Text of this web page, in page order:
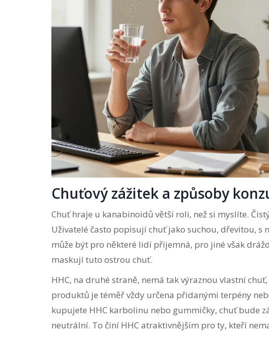
Chuťový zážitek a způsoby
Chuť hraje u kanabinoidů větší roli, než si myslíte.
Uživatelé často popisují chuť jako suchou, dřevitou, s
může být pro některé lidí příjemná, pro jiné však
maskují tuto ostrou chuť.
HHC, na druhé straně, nemá tak výraznou vlastní
produktů je téměř vždy určena přidanými terpény
kupujete HHC karbolinu nebo gummičky, chuť bude
neutrální. To činí HHC atraktivnějším pro ty, kteří